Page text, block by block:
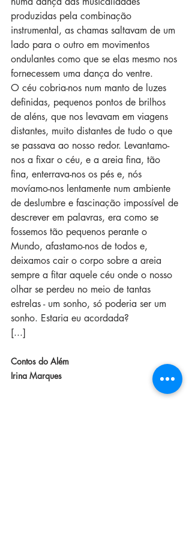
produzidas pela combinação
instrumental, as chamas saltavam de um
lado para o outro em movimentos
ondulantes como que se elas mesmo nos
fornecessem uma dança do ventre.
O céu cobria-nos num manto de luzes
definidas, pequenos pontos de brilhos
de aléns, que nos levavam em viagens
distantes, muito distantes de tudo o que
se passava ao nosso redor. Levantamo-
nos a fixar o céu, e a areia fina, tão
fina, enterrava-nos os pés e, nós
movíamo-nos lentamente num ambiente
de deslumbre e fascinação impossível de
descrever em palavras, era como se
fossemos tão pequenos perante o
Mundo, afastamo-nos de todos e,
deixamos cair o corpo sobre a areia
sempre a fitar aquele céu onde o nosso
olhar se perdeu no meio de tantas
estrelas - um sonho, só poderia ser um
sonho. Estaria eu acordada?
[...]
Contos do Além
Irina Marques